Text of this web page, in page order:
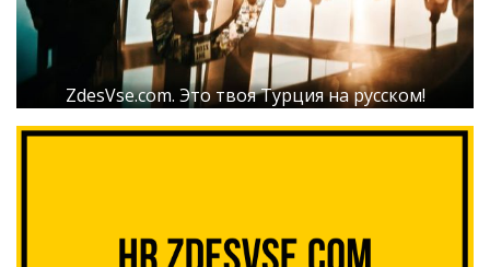
ZdesVse.com. Это твоя Турция на русском!